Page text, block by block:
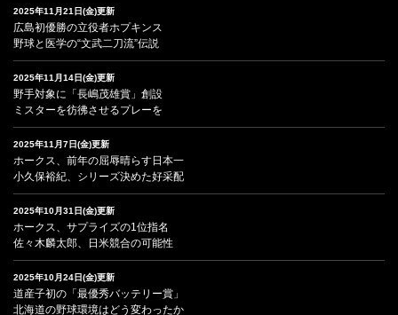
2025年11月21日(金)更新
広島初優勝の立役者ホプキンス
野球と医学の“文武二刀流”伝説
2025年11月14日(金)更新
野手対象に「長嶋茂雄賞」創設
ミスターを彷彿させるプレーを
2025年11月7日(金)更新
ホークス、前年の屈辱晴らす日本一
小久保裕紀、シリーズ決めた好采配
2025年10月31日(金)更新
ホークス、サプライズの1位指名
佐々木麟太郎、日米競合の可能性
2025年10月24日(金)更新
道産子初の「最優秀バッテリー賞」
北海道の野球環境はどう変わったか